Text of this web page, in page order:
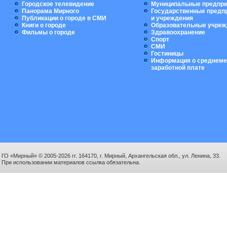
Городское телевидение
Панорама Мирного
Публикации о городе в СМИ
Книги о городе
Фильмы о городе
Муниципальные
Государственные
и учреждения
Образовательные
Здравоохранение
Спорт
СМИ
Гостиницы
Информация о
заработной плате
ГО «Мирный» © 2005-2026 гг. 164170, г. Мирный, Архангельская обл., ул. Ленина, 33.
При использовании материалов ссылка обязательна.